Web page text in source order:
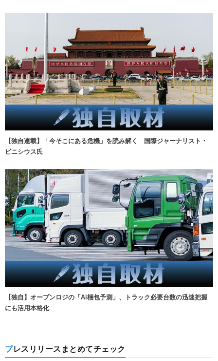
【独自連載】「今そこにある危機」を読み解く 国際ジャーナリスト・
ビニシウス氏
【独自】オープンロジの「AI梱包予測」、トラック必要台数の迅速把握
にも活用本格化
プレスリリースまとめてチェック